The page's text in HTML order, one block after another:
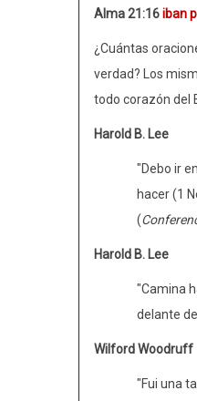
Alma 21:16iban
¿Cuántas
verdad? Los
todo corazón del
Harold B. Lee
"Debo ir
hacer (1
(
Harold B. Lee
"Camina
delante
Wilford Woodruff
"Fui una